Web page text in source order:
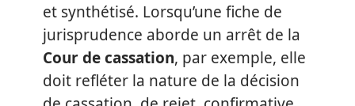
et synthétisé. Lorsqu’une fiche de
jurisprudence aborde un arrêt de la
Cour de cassation, par exemple, elle
doit refléter la nature de la décision